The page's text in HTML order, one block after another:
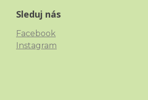
Sleduj nás
Facebook
Instagram